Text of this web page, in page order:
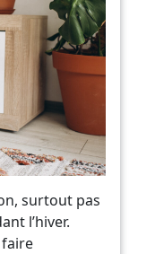
surtout pas
l’hiver.